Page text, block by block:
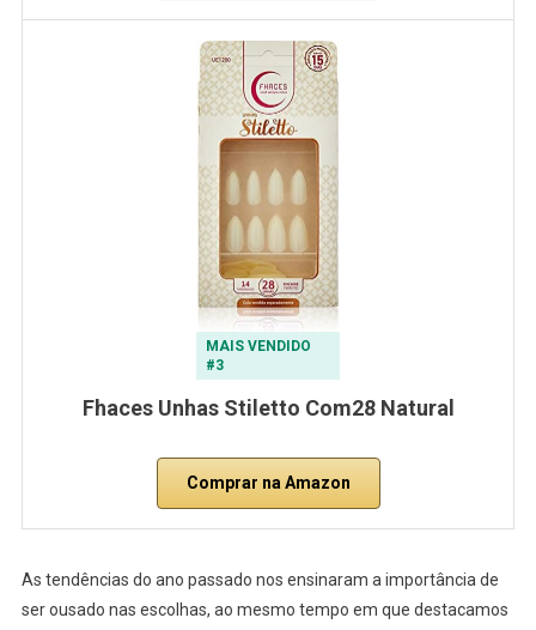
MAIS VENDIDO
#3
Fhaces Unhas Stiletto Com28 Natural
Comprar na Amazon
As tendências do ano passado nos ensinaram a importância de
ser ousado nas escolhas, ao mesmo tempo em que destacamos